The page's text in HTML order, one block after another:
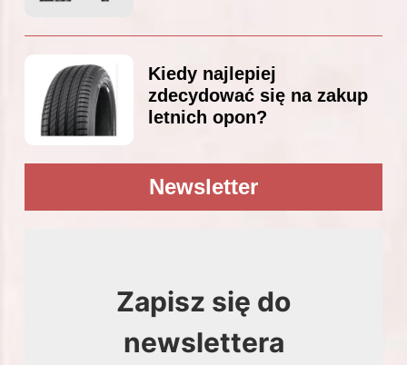
Kiedy najlepiej
zdecydować się na zakup
letnich opon?
Newsletter
Zapisz się do
newslettera